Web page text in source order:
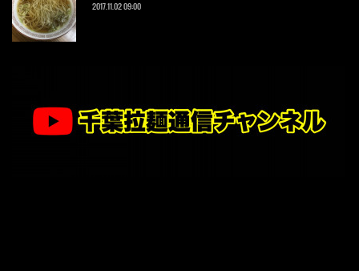
2017.11.02 09:00